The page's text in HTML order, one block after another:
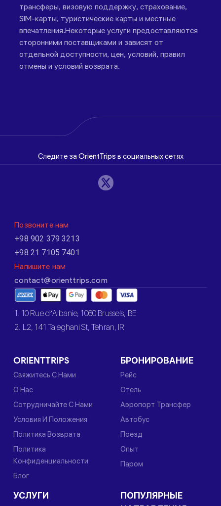
трансферы, визовую поддержку, страхование,
SIM-карты, туристические карты и местные
впечатления.Некоторые услуги предоставляются
сторонними поставщиками и зависят от
отдельной доступности, цен, условий, правил
отмены и условий возврата.
Следите за OrientTrips в социальных сетях
Позвоните нам
+98 902 379 3213
+98 21 7105 7401
Напишите нам
contact@orienttrips.com
1. 10 Rue d’Albanie, 1060 Brussels, BE
2. L2, 141 Taleghani St, Tehran, IR
ORIENTTRIPS
Свяжитесь С Нами
О Нас
Сотрудничайте С Нами
Условия И Положения
Политика Возврата
Политика
Конфиденциальности
Блог
БРОНИРОВАНИЕ
Рейс
Отель
Аэропорт Трансфер
Автобус
Поезд
Опыт
Паром
УСЛУГИ
ПОПУЛЯРНЫЕ